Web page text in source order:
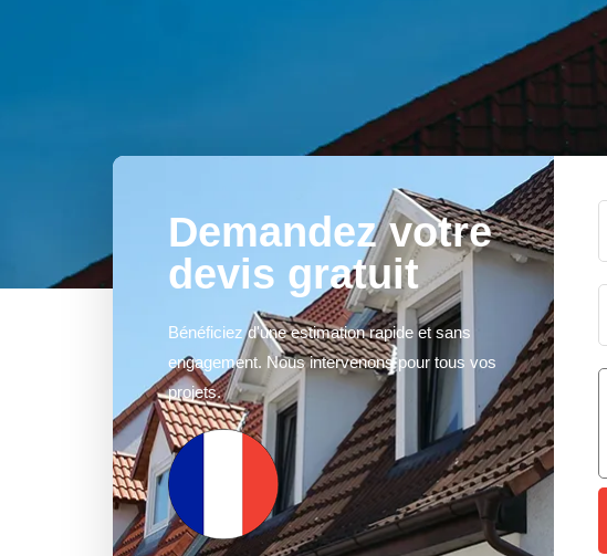
Demandez votre
devis gratuit
Bénéficiez d'une estimation rapide et sans
engagement. Nous intervenons pour tous vos
projets.